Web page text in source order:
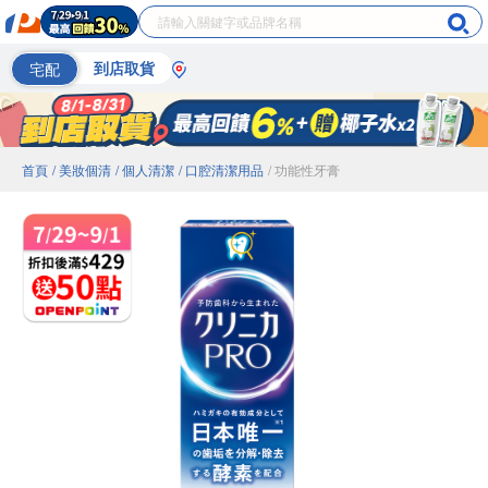
宅配 到店取貨
首頁 / 美妝個清 / 個人清潔 / 口腔清潔用品 / 功能性牙膏